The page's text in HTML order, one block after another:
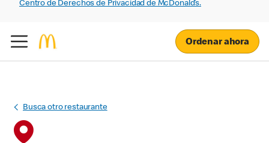
Centro de Derechos de Privacidad de McDonald’s.
Ordenar ahora
Busca otro restaurante